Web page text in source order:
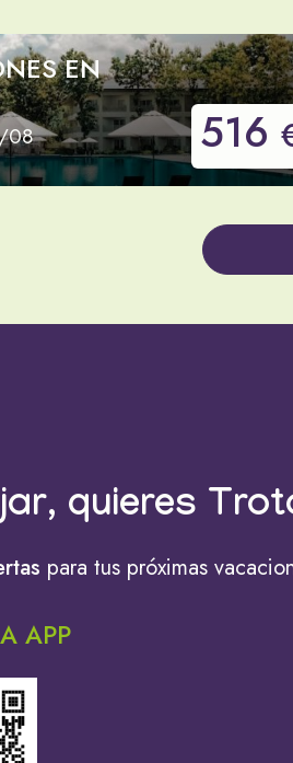
EN
08 516
quieres
para tus próximas
APP